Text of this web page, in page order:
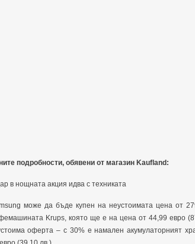
подробности, обявени от магазин Kaufland:
в нощната акция идва с техниката
може да бъде купен на неустоимата цена от
Krups, която ще е на цена от 44,99 евро
оферта – с 30% е намален акумулаторният